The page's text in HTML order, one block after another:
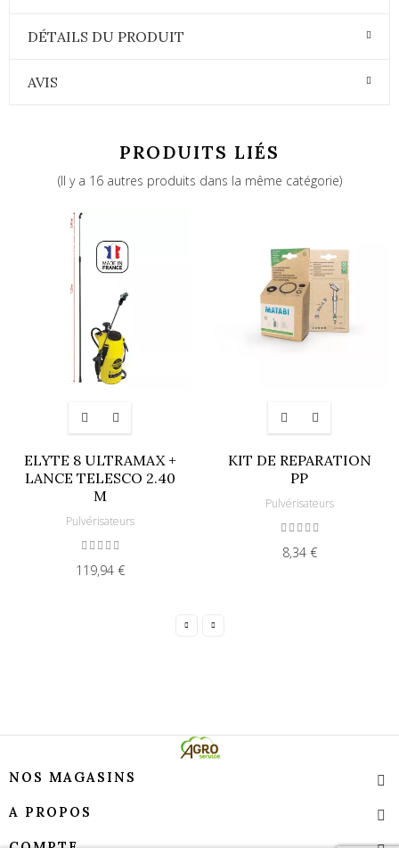
DÉTAILS DU PRODUIT
AVIS
PRODUITS LIÉS
(Il y a 16 autres produits dans la même catégorie)
ELYTE 8 ULTRAMAX +
LANCE TELESCO 2.40
M
Pulvérisateurs
119,94 €
KIT DE REPARATION
PP
Pulvérisateurs
8,34 €
NOS MAGASINS
A PROPOS
COMPTE